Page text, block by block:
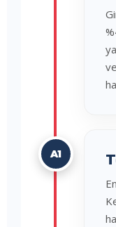
A1